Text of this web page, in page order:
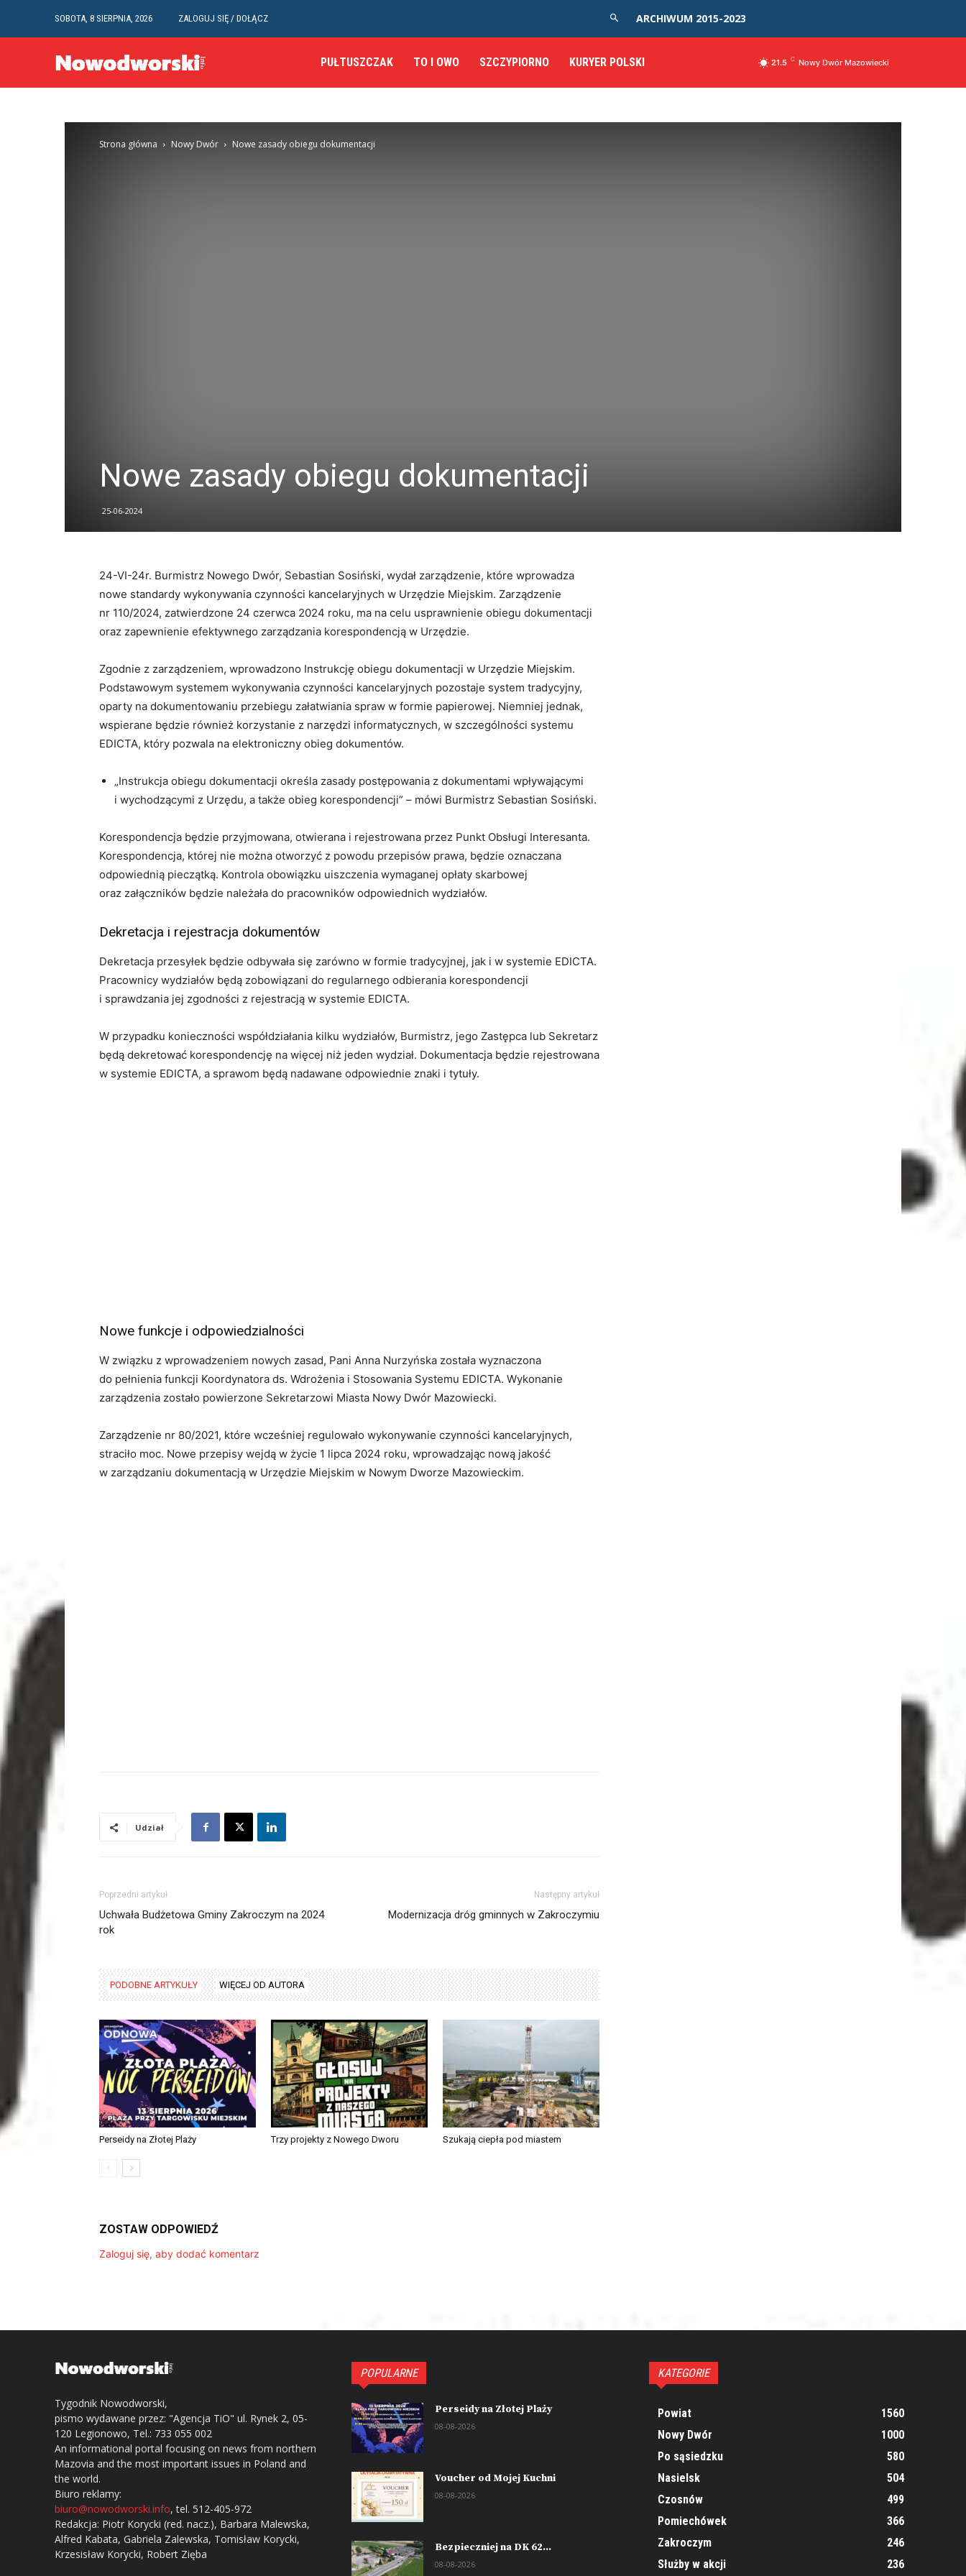
SOBOTA, 8 SIERPNIA, 2026 ZALOGUJ SIĘ / DOŁĄCZ ARCHIWUM 2015-2023
PUŁTUSZCZAK TO I OWO SZCZYPIORNO KURYER POLSKI 21.5 C Nowy Dwór Mazowiecki
Strona główna Nowy Dwór Nowe zasady obiegu dokumentacji
Nowe zasady obiegu dokumentacji
25-06-2024
24-VI-24r. Burmistrz Nowego Dwór, Sebastian Sosiński, wydał zarządzenie, które wprowadza
nowe standardy wykonywania czynności kancelaryjnych w Urzędzie Miejskim. Zarządzenie
nr 110/2024, zatwierdzone 24 czerwca 2024 roku, ma na celu usprawnienie obiegu dokumentacji
oraz zapewnienie efektywnego zarządzania korespondencją w Urzędzie.
Zgodnie z zarządzeniem, wprowadzono Instrukcję obiegu dokumentacji w Urzędzie Miejskim.
Podstawowym systemem wykonywania czynności kancelaryjnych pozostaje system tradycyjny,
oparty na dokumentowaniu przebiegu załatwiania spraw w formie papierowej. Niemniej jednak,
wspierane będzie również korzystanie z narzędzi informatycznych, w szczególności systemu
EDICTA, który pozwala na elektroniczny obieg dokumentów.
„Instrukcja obiegu dokumentacji określa zasady postępowania z dokumentami wpływającymi
i wychodzącymi z Urzędu, a także obieg korespondencji” – mówi Burmistrz Sebastian Sosiński.
Korespondencja będzie przyjmowana, otwierana i rejestrowana przez Punkt Obsługi Interesanta.
Korespondencja, której nie można otworzyć z powodu przepisów prawa, będzie oznaczana
odpowiednią pieczątką. Kontrola obowiązku uiszczenia wymaganej opłaty skarbowej
oraz załączników będzie należała do pracowników odpowiednich wydziałów.
Dekretacja i rejestracja dokumentów
Dekretacja przesyłek będzie odbywała się zarówno w formie tradycyjnej, jak i w systemie EDICTA.
Pracownicy wydziałów będą zobowiązani do regularnego odbierania korespondencji
i sprawdzania jej zgodności z rejestracją w systemie EDICTA.
W przypadku konieczności współdziałania kilku wydziałów, Burmistrz, jego Zastępca lub Sekretarz
będą dekretować korespondencję na więcej niż jeden wydział. Dokumentacja będzie rejestrowana
w systemie EDICTA, a sprawom będą nadawane odpowiednie znaki i tytuły.
Nowe funkcje i odpowiedzialności
W związku z wprowadzeniem nowych zasad, Pani Anna Nurzyńska została wyznaczona
do pełnienia funkcji Koordynatora ds. Wdrożenia i Stosowania Systemu EDICTA. Wykonanie
zarządzenia zostało powierzone Sekretarzowi Miasta Nowy Dwór Mazowiecki.
Zarządzenie nr 80/2021, które wcześniej regulowało wykonywanie czynności kancelaryjnych,
straciło moc. Nowe przepisy wejdą w życie 1 lipca 2024 roku, wprowadzając nową jakość
w zarządzaniu dokumentacją w Urzędzie Miejskim w Nowym Dworze Mazowieckim.
Udział
Poprzedni artykuł
Uchwała Budżetowa Gminy Zakroczym na 2024
rok
Następny artykuł
Modernizacja dróg gminnych w Zakroczymiu
PODOBNE ARTYKUŁY WIĘCEJ OD AUTORA
Perseidy na Złotej Plaży Trzy projekty z Nowego Dworu Szukają ciepła pod miastem
ZOSTAW ODPOWIEDŹ
Zaloguj się, aby dodać komentarz
Tygodnik Nowodworski,
pismo wydawane przez: "Agencja TiO" ul. Rynek 2, 05-
120 Legionowo, Tel.: 733 055 002
An informational portal focusing on news from northern
Mazovia and the most important issues in Poland and
the world.
Biuro reklamy:
biuro@nowodworski.info, tel. 512-405-972
Redakcja: Piotr Korycki (red. nacz.), Barbara Malewska,
Alfred Kabata, Gabriela Zalewska, Tomisław Korycki,
Krzesisław Korycki, Robert Zięba
POPULARNE
Perseidy na Złotej Plaży
08-08-2026
Voucher od Mojej Kuchni
08-08-2026
Bezpieczniej na DK 62...
08-08-2026
KATEGORIE
Powiat
1560
Nowy Dwór
1000
Po sąsiedzku
580
Nasielsk
504
Czosnów
499
Pomiechówek
366
Zakroczym
246
Służby w akcji
236